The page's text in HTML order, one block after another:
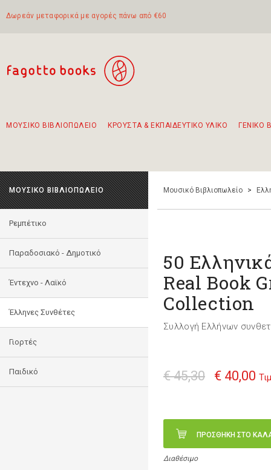
Δωρεάν μεταφορικά με αγορές πάνω από €60
ΜΟΥΣΙΚΟ ΒΙΒΛΙΟΠΩΛΕΙΟ ΚΡΟΥΣΤΑ & ΕΚΠΑΙΔΕΥΤΙΚΟ ΥΛΙΚΟ ΓΕΝΙΚΟ
ΜΟΥΣΙΚΟ ΒΙΒΛΙΟΠΩΛΕΙΟ
Ρεμπέτικο
Παραδοσιακό - Δημοτικό
Έντεχνο - Λαϊκό
Έλληνες Συνθέτες
Γιορτές
Παιδικό
Μουσικό Βιβλιοπωλείο >
50
Real Book
Collection
Συλλογή Ελλήνων
€ 45,30 € 40,00
ΠΡΟΣΘΗΚΗ ΣΤΟ
Διαθέσιμο